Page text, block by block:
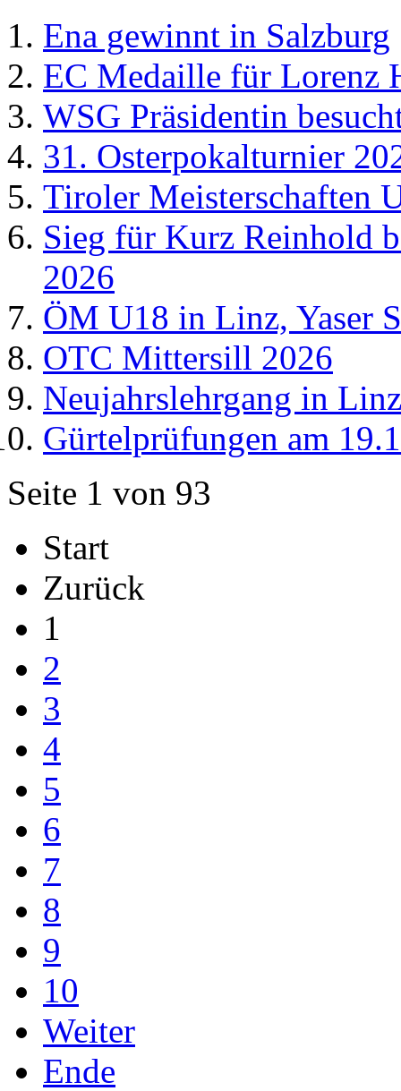
Ena gewinnt in Salzburg
EC Medaille für Lorenz
WSG Präsidentin
31. Osterpokalturnier
Tiroler Meisterschaften
Sieg für Kurz Reinhold
2026
ÖM U18 in Linz, Yaser
OTC Mittersill 2026
Neujahrslehrgang in
Gürtelprüfungen am
Seite 1 von 93
Start
Zurück
1
2
3
4
5
6
7
8
9
10
Weiter
Ende